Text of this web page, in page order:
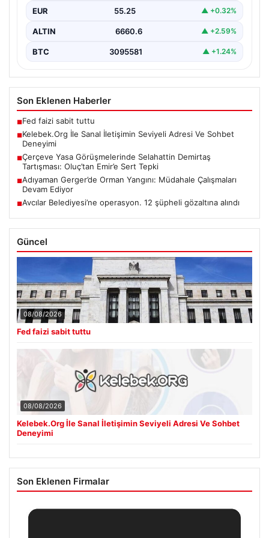
EUR 55.25 ▲ +0.32%
ALTIN 6660.6 ▲ +2.59%
BTC 3095581 ▲ +1.24%
Son Eklenen Haberler
■Fed faizi sabit tuttu
■Kelebek.Org İle Sanal İletişimin Seviyeli Adresi Ve Sohbet
Deneyimi
■Çerçeve Yasa Görüşmelerinde Selahattin Demirtaş
Tartışması: Oluç’tan Emir’e Sert Tepki
■Adıyaman Gerger’de Orman Yangını: Müdahale Çalışmaları
Devam Ediyor
■Avcılar Belediyesi’ne operasyon. 12 şüpheli gözaltına alındı
Güncel
08/08/2026
Fed faizi sabit tuttu
08/08/2026
Kelebek.Org İle Sanal İletişimin Seviyeli Adresi Ve Sohbet
Deneyimi
Son Eklenen Firmalar